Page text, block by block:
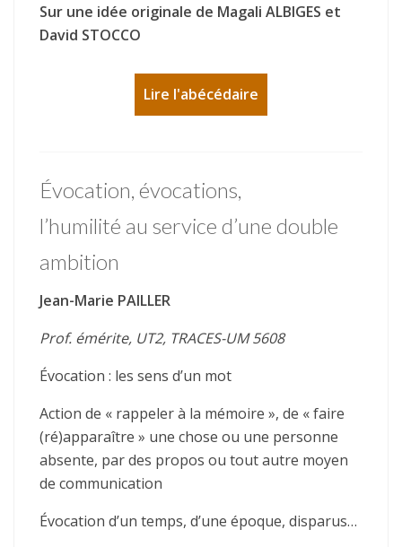
Sur une idée originale de Magali ALBIGES et
David STOCCO
Lire l'abécédaire
Évocation, évocations,
l’humilité au service d’une double
ambition
Jean-Marie PAILLER
Prof. émérite, UT2, TRACES-UM 5608
Évocation : les sens d’un mot
Action de « rappeler à la mémoire », de « faire
(ré)apparaître » une chose ou une personne
absente, par des propos ou tout autre moyen
de communication
Évocation d’un temps, d’une époque, disparus…